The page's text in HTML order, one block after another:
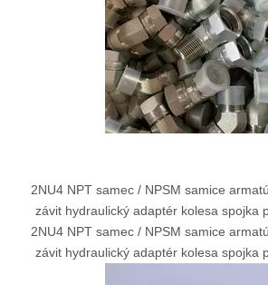
2NU4 NPT samec / NPSM samice
závit hydraulický adaptér kolesa spojka
2NU4 NPT samec / NPSM samice
závit hydraulický adaptér kolesa spojka